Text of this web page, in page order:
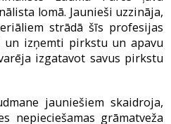
lomā. Jaunieši uzzināja,
strādā šīs profesijas
izņemti pirkstu un apavu
izgatavot savus pirkstu
jauniešiem skaidroja,
nepieciešamas grāmatveža